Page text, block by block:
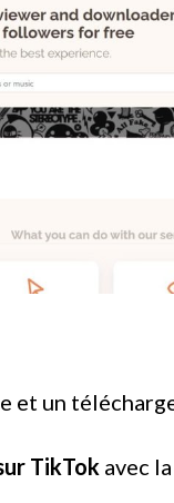
et un
TikTok avec